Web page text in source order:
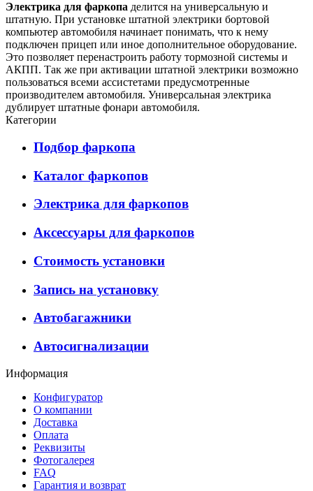
Электрика для фаркопа делится на универсальную и
штатную. При установке штатной электрики бортовой
компьютер автомобиля начинает понимать, что к нему
подключен прицеп или иное дополнительное оборудование.
Это позволяет перенастроить работу тормозной системы и
АКПП. Так же при активации штатной электрики возможно
пользоваться всеми ассистетами предусмотренные
производителем автомобиля. Универсальная электрика
дублирует штатные фонари автомобиля.
Категории
Подбор фаркопа
Каталог фаркопов
Электрика для фаркопов
Аксессуары для фаркопов
Стоимость установки
Запись на установку
Автобагажники
Автосигнализации
Информация
Конфигуратор
О компании
Доставка
Оплата
Реквизиты
Фотогалерея
FAQ
Гарантия и возврат